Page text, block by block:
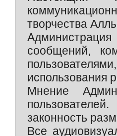
творчества
сообщений,
Мнение
законность
Все